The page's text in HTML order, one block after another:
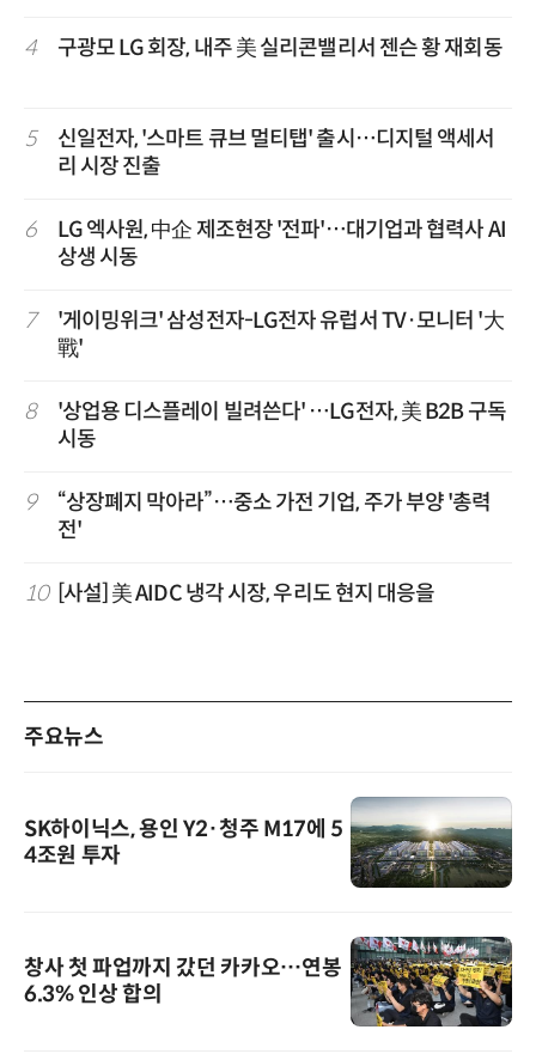
4 구광모 LG 회장, 내주 美 실리콘밸리서 젠슨 황 재회동
5
신일전자, '스마트 큐브 멀티탭' 출시…디지털 액세서
리 시장 진출
6
LG 엑사원, 中企 제조현장 '전파'…대기업과 협력사 AI
상생 시동
7
'게이밍위크' 삼성전자-LG전자 유럽서 TV·모니터 '大
戰'
8
'상업용 디스플레이 빌려쓴다' …LG전자, 美 B2B 구독
시동
9
“상장폐지 막아라”…중소 가전 기업, 주가 부양 '총력
전'
10 [사설] 美 AIDC 냉각 시장, 우리도 현지 대응을
주요뉴스
SK하이닉스, 용인 Y2·청주 M17에 5
4조원 투자
창사 첫 파업까지 갔던 카카오…연봉
6.3% 인상 합의